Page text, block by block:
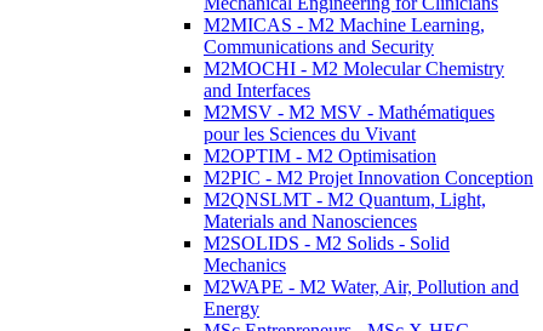
M2MICAS - M2 Machine Learning,
Communications and Security
M2MOCHI - M2 Molecular Chemistry
and Interfaces
M2MSV - M2 MSV - Mathématiques
pour les Sciences du Vivant
M2OPTIM - M2 Optimisation
M2PIC - M2 Projet Innovation Conception
M2QNSLMT - M2 Quantum, Light,
Materials and Nanosciences
M2SOLIDS - M2 Solids - Solid
Mechanics
M2WAPE - M2 Water, Air, Pollution and
Energy